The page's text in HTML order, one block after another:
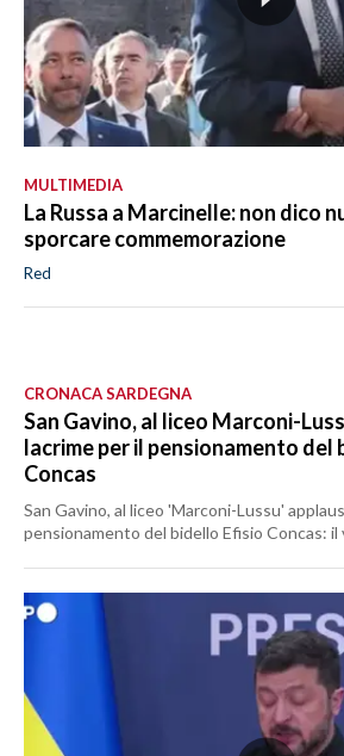
MULTIMEDIA
La Russa a Marcinelle: non dico
sporcare commemorazione
Red
CRONACA SARDEGNA
San Gavino, al liceo Marconi-
lacrime per il pensionamento del
Concas
San Gavino, al liceo 'Marconi-Lussu'
pensionamento del bidello Efisio Concas: il